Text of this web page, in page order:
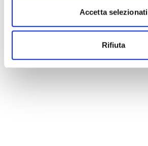
Accetta selezionati
Rifiuta